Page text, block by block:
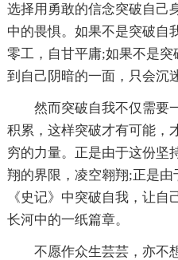
选择用勇敢的信念突破自己
中的畏惧。如果不是突破自
零工，自甘平庸;如果不是
到自己阴暗的一面，只会沉
然而突破自我不仅需要
积累，这样突破才有可能，
穷的力量。正是由于这份坚
翔的界限，凌空翱翔;正是
《史记》中突破自我，让
长河中的一纸篇章。
不愿作众生芸芸，亦不